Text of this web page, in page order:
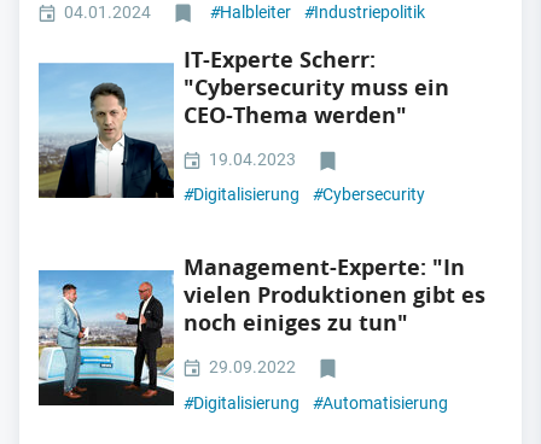
04.01.2024 #Halbleiter #Industriepolitik
IT-Experte Scherr:
"Cybersecurity muss ein
CEO-Thema werden"
19.04.2023
#Digitalisierung #Cybersecurity
Management-Experte: "In
vielen Produktionen gibt es
noch einiges zu tun"
29.09.2022
#Digitalisierung #Automatisierung